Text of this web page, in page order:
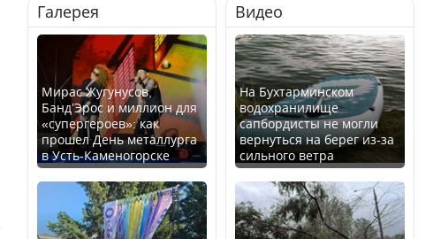
Будут ли представлены
интересы регионов в
Курултае?
Ең төменгі жалақы,
алимент, экология: жеті
партия сайлаушылармен
нені талқылап жатыр?
В РФ вынесен заочный
приговор по уголовному
делу об убийстве Игоря
Талькова
В России введены
дополнительные
ограничения для
казахстанских прав
Галерея
Мирас Жугунусов,
Банд’Эрос и миллион для
«супергероев»: как
прошел День металлурга
в Усть-Каменогорске
Видео
На Бухтарминском
водохранилище
сапбордисты не могли
вернуться на берег из-за
сильного ветра